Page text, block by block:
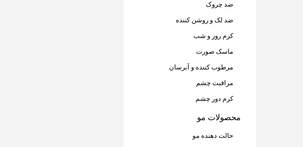
ضد چروک
ضد لک و روشن کننده
کرم روز و شب
ماسک صورت
مرطوب کننده و آبرسان
مراقبت چشم
کرم دور چشم
محصولات مو
حالت دهنده مو